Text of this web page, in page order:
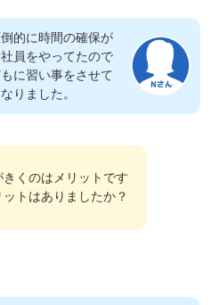
的に時間の確保が
員をやってたので
に習い事をさせて
りました。
くのはメリットです
トはありましたか？